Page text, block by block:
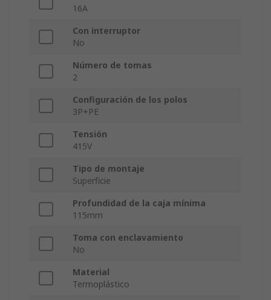
16A
Con interruptor
No
Número de tomas
2
Configuración de los polos
3P+PE
Tensión
415V
Tipo de montaje
Superficie
Profundidad de la caja mínima
115mm
Toma con enclavamiento
No
Material
Termoplástico